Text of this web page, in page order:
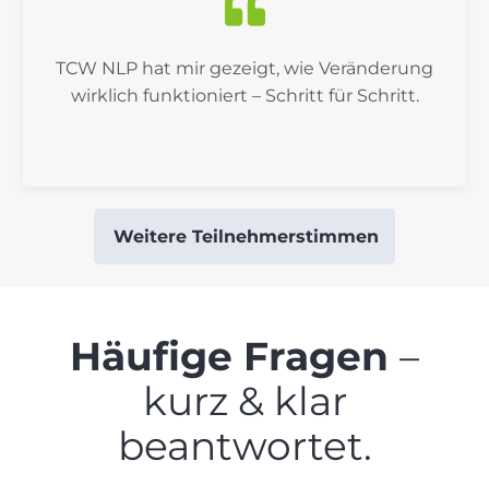
TCW NLP hat mir gezeigt, wie Veränderung
wirklich funktioniert – Schritt für Schritt.
Weitere Teilnehmerstimmen
Häufige Fragen –
kurz & klar
beantwortet.